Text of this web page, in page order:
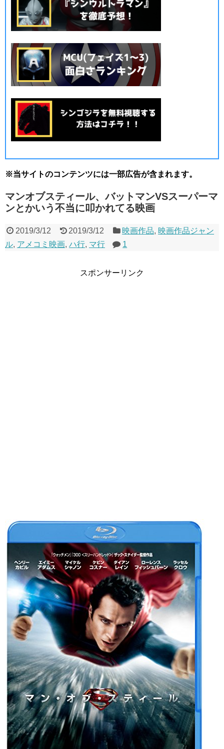
※当サイトのコンテンツには一部広告が含まれます。
マンオブスティール、バットマンVSスーパーマ
ンとかいう不当に叩かれてる映画
2019/3/12 2019/3/12 映画作品, 映画作品ジャン
ル, アメコミ映画, ハ行, マ行 1
スポンサーリンク